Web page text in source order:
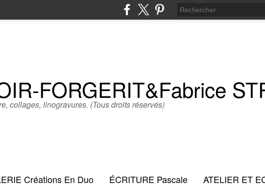
FORGERIT&Fabrice
collages, linogravures. (Tous droits réservés)
Créations En Duo ÉCRITURE Pascale
ATELIER ET